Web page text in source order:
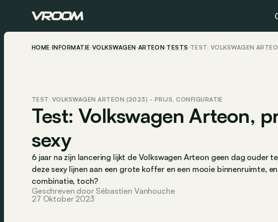
HOME INFORMATIE VOLKSWAGEN ARTEON TESTS TEST: VOLKSWAGEN
TEST: VOLKSWAGEN ARTEON (2023) - PRIJS, CONFIGURATIE
Test: Volkswagen Arteon,
sexy
6 jaar na zijn lancering lijkt de Volkswagen Arteon geen dag ouder
deze sexy lijnen aan een grote koffer en een mooie binnenruimte,
combinatie, toch?
Geschreven door Sébastien Vanhouche
27 Oktober 2023